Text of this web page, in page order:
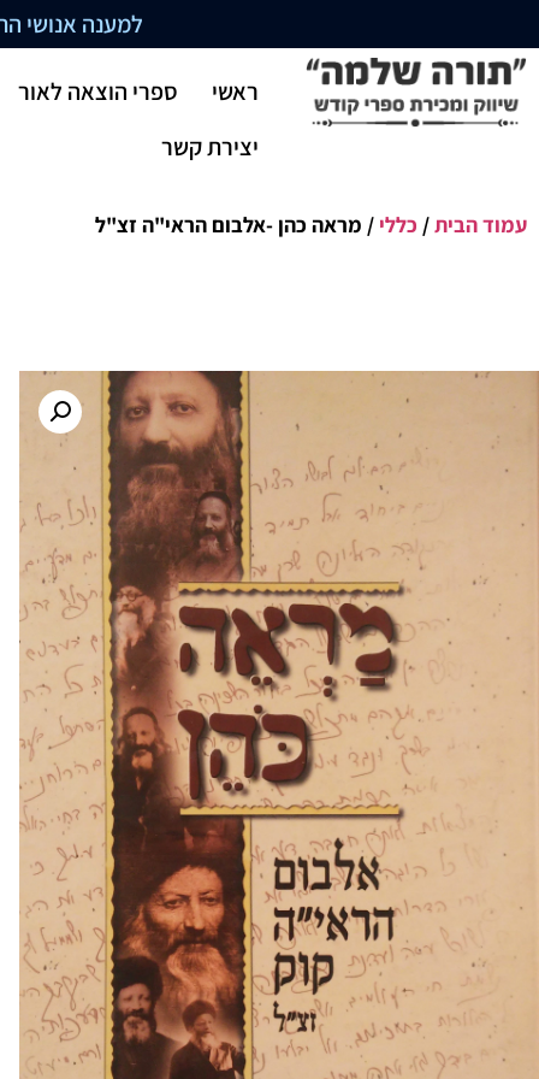
למענה אנושי התקשרו
ראשי
ספרי הוצאה לאור
יצירת קשר
עמוד הבית/ כללי / מראה כהן -אלבום הראי"ה זצ"ל